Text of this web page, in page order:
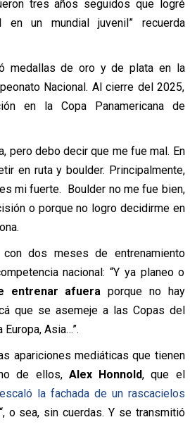
tres años seguidos que logré
un mundial juvenil” recuerda
medallas de oro y de plata en la
Nacional. Al cierre del 2025,
en la Copa Panamericana de
pero debo decir que me fue mal. En
en ruta y boulder. Principalmente,
mi fuerte. Boulder no me fue bien,
o porque no logro decidirme en
dos meses de entrenamiento
nacional: “Y ya planeo o
entrenar afuera porque no hay
que se asemeje a las Copas del
Asia…”.
apariciones mediáticas que tienen
de ellos, Alex Honnold, que el
escaló la fachada de un rascacielos
“, o sea, sin cuerdas. Y se transmitió